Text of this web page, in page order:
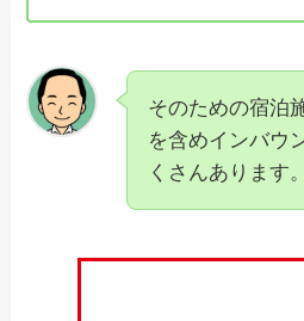
そのための宿泊
を含めインバウ
くさんあります。